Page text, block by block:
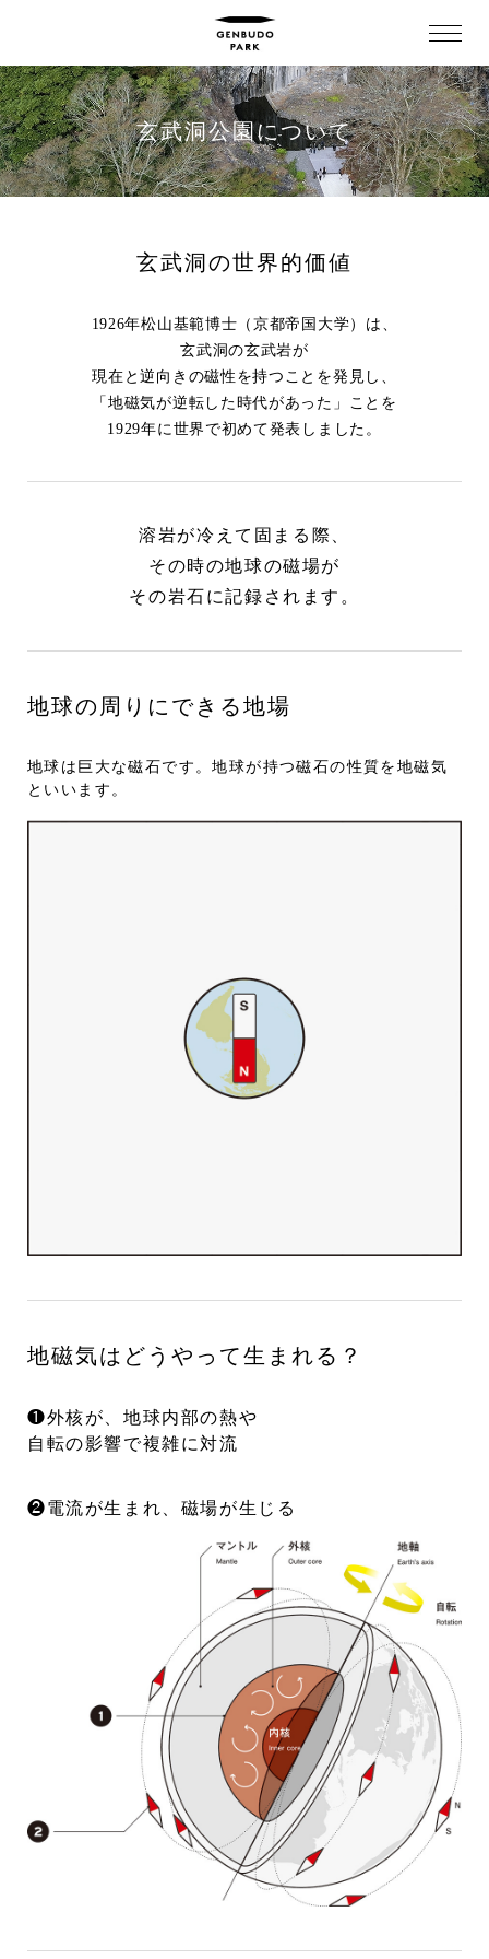
玄武洞公園について
玄武洞の世界的価値
1926年松山基範博士（京都帝国大学）は、
玄武洞の玄武岩が
現在と逆向きの磁性を持つことを発見し、
「地磁気が逆転した時代があった」ことを
1929年に世界で初めて発表しました。
溶岩が冷えて固まる際、
その時の地球の磁場が
その岩石に記録されます。
地球の周りにできる地場
地球は巨大な磁石です。地球が持つ磁石の性質を地磁気
といいます。
地磁気はどうやって生まれる？
❶外核が、地球内部の熱や
自転の影響で複雑に対流
❷電流が生まれ、磁場が生じる